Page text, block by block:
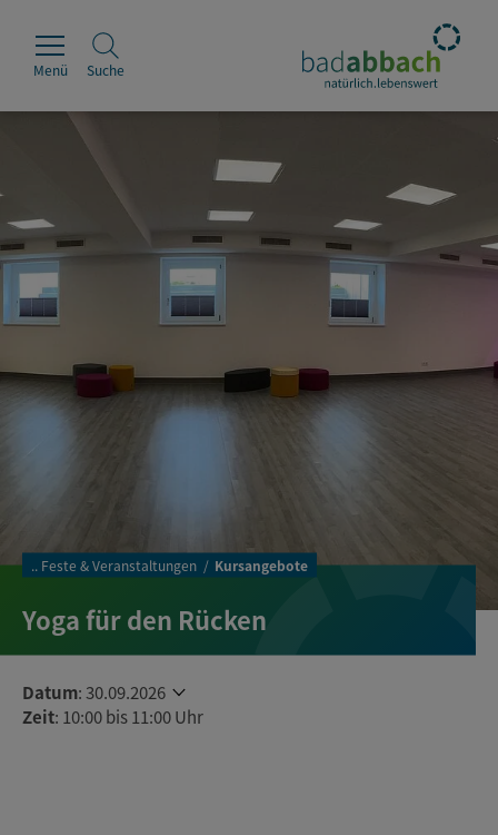
Rathaus
Erleben
Leben & Wohnen
Wirtschaft & Handel
Menü Suche
.. Feste & Veranstaltungen Kursangebote
Yoga für den Rücken
Datum:30.09.2026
Zeit: 10:00 bis 11:00 Uhr